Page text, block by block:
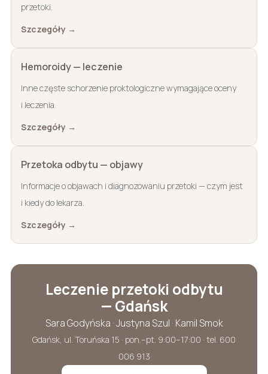
przetoki.
Szczegóły →
Hemoroidy — leczenie
Inne częste schorzenie proktologiczne wymagające oceny
i leczenia.
Szczegóły →
Przetoka odbytu — objawy
Informacje o objawach i diagnozowaniu przetoki — czym jest
i kiedy do lekarza.
Szczegóły →
Leczenie przetoki odbytu
— Gdańsk
Sara Godyńska · Justyna Szul · Kamil Smok
Gdańsk, ul. Toruńska 15 · pon.–pt. 9:00–17:00 · tel. 600
006 913